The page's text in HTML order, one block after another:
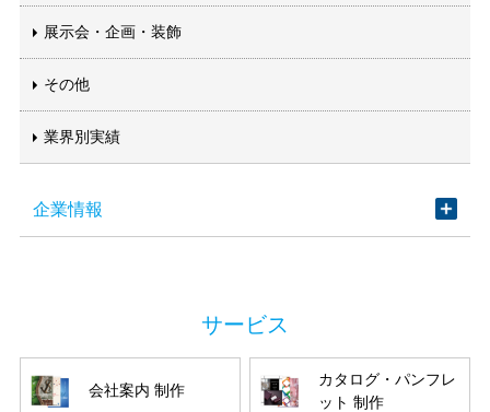
展示会・企画・装飾
その他
業界別実績
企業情報
会社案内 制作
カタログ・パンフレ
ット 制作